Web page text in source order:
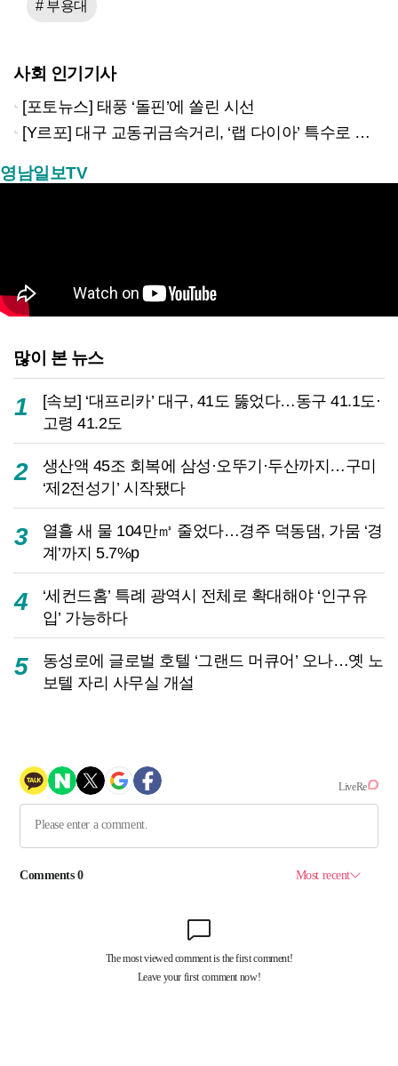
# 부용대
사회 인기기사
[포토뉴스] 태풍 ‘돌핀’에 쏠린 시선
[Y르포] 대구 교동귀금속거리, ‘랩 다이아’ 특수로 다시금 활기…“반짝 인기 의존 않는 지속 가능 성장 동력 마련해야”
영남일보TV
많이 본 뉴스
1
[속보] ‘대프리카’ 대구, 41도 뚫었다…동구 41.1도·
고령 41.2도
2
생산액 45조 회복에 삼성·오뚜기·두산까지…구미
‘제2전성기’ 시작됐다
3
열흘 새 물 104만㎥ 줄었다…경주 덕동댐, 가뭄 ‘경
계’까지 5.7%p
4
‘세컨드홈’ 특례 광역시 전체로 확대해야 ‘인구유
입’ 가능하다
5
동성로에 글로벌 호텔 ‘그랜드 머큐어’ 오나…옛 노
보텔 자리 사무실 개설